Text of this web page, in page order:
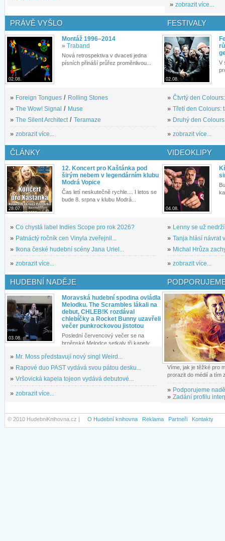
» zobrazit více...
PRÁVĚ VYŠLO
02.08.
Montáž 1996–2014
» Traband
Nová retrospektiva v dvaceti jedna
písních přináší průřez proměnlivou...
» Foreign Tongues / Rolling Stones
» The Wow! Signal / Muse
» The Silent Architect / Teramaze
» zobrazit více...
FESTIVALY
02.08.
V
» Čtvrtý den
» Třetí den Colours:
» Druhý den
» zobrazit více...
ČLÁNKY
28.07.
12. Koncert pro Kaštánka pod
širým nebem v legendárním klubu
Modrá Vopice
Čas letí neskutečně rychle.... I letos se
bude 8. srpna v klubu Modrá...
» Co chystá label Indies Scope pro rok 2026?
» Patnáctý ročník cen Vinyla zveřejnil...
»
Ikona české hudební scény Jana Uriel...
» zobrazit více...
VIDEOKLIPY
04.08.
» Lenny se už
» Tanja hlásí návrat
» Michal Hrůza
» zobrazit více...
HUDEBNÍ NADĚJE
03.08.
Moravská hudební spodina ovládla
Melodku. The Scrambles lákali na
debut, CHLEB!K rozdával
chlebíčky a Rocket Bunny uzavřeli
večer punkrockovou jistotou
Poslední červencový večer se na
brněnské Melodce setkaly tři kapely...
» Mr. Moss představují nový singl Weird...
» Rapové duo PAST vydává svou pátou desku...
» Vršovická kapela tojeon vydává debutové...
» zobrazit více...
Víme, jak je těžké pro
prorazit do médií a tím
» Podporujeme
» Zadání profilu
© 2010 HudebniKnihovna.cz | O Hudební knihovna Reklama Partneři Kontakty